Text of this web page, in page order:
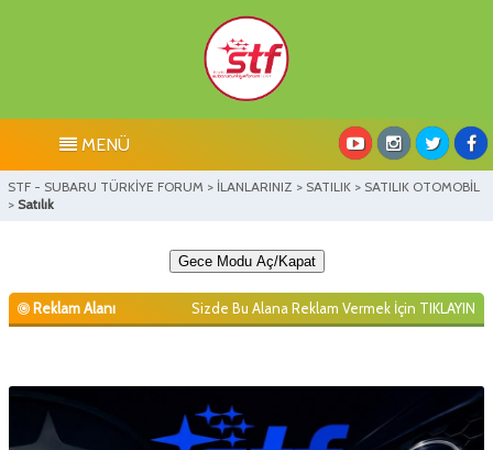
MENÜ
STF - SUBARU TÜRKİYE FORUM > İLANLARINIZ > SATILIK > SATILIK OTOMOBİL
> Satılık
Gece Modu Aç/Kapat
Reklam Alanı Sizde Bu Alana Reklam Vermek İçin TIKLAYIN